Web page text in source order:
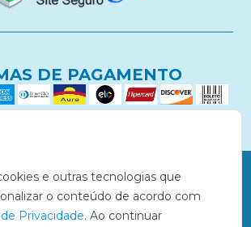
DE PAGAMENTO
e outras tecnologias que
o conteúdo de acordo com
Privacidade. Ao continuar